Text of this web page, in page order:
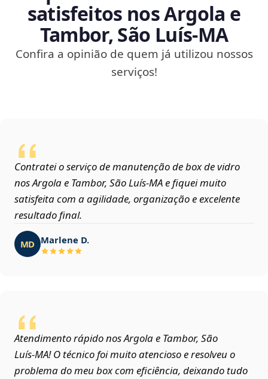
satisfeitos nos Argola e
Tambor, São Luís‑MA
Confira a opinião de quem já utilizou nossos
serviços!
Contratei o serviço de manutenção de box de vidro
nos Argola e Tambor, São Luís‑MA e fiquei muito
satisfeita com a agilidade, organização e excelente
resultado final.
MD Marlene D.
Atendimento rápido nos Argola e Tambor, São
Luís‑MA! O técnico foi muito atencioso e resolveu o
problema do meu box com eficiência, deixando tudo